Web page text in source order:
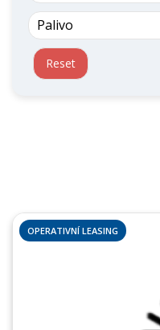
Palivo
Reset
OPERATIVNÍ LEASING